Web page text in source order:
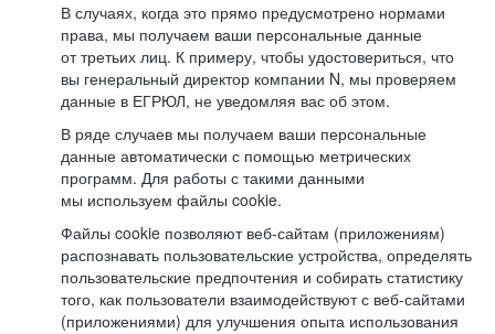
В случаях, когда это прямо предусмотрено нормами
права, мы получаем ваши персональные данные
от третьих лиц. К примеру, чтобы удостовериться, что
вы генеральный директор компании N, мы проверяем
данные в ЕГРЮЛ, не уведомляя вас об этом.
В ряде случаев мы получаем ваши персональные
данные автоматически с помощью метрических
программ. Для работы с такими данными
мы используем файлы cookie.
Файлы cookie позволяют веб-сайтам (приложениям)
распознавать пользовательские устройства, определять
пользовательские предпочтения и собирать статистику
того, как пользователи взаимодействуют с веб-сайтами
(приложениями) для улучшения опыта использования